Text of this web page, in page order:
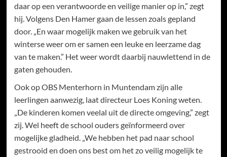
daar op een verantwoorde en veilige manier op in,” zegt
hij. Volgens Den Hamer gaan de lessen zoals gepland
door. „En waar mogelijk maken we gebruik van het
winterse weer om er samen een leuke en leerzame dag
van te maken.” Het weer wordt daarbij nauwlettend in de
gaten gehouden.
Ook op OBS Menterhorn in Muntendam zijn alle
leerlingen aanwezig, laat directeur Loes Koning weten.
„De kinderen komen veelal uit de directe omgeving,” zegt
zij. Wel heeft de school ouders geïnformeerd over
mogelijke gladheid. „We hebben het pad naar school
gestrooid en doen ons best om het zo veilig mogelijk te